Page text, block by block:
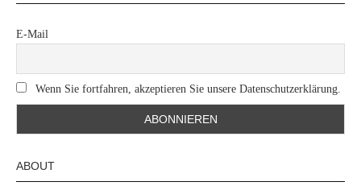
E-Mail
Wenn Sie fortfahren, akzeptieren Sie unsere Datenschutzerklärung.
ABOUT